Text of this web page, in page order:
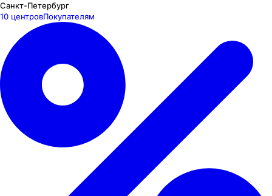
Санкт-Петербург
10 центровПокупателям